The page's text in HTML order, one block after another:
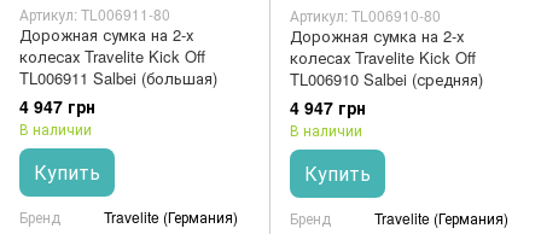
Артикул: TL006911-80
Дорожная сумка на 2-х
колесах Travelite Kick Off
TL006911 Salbei (большая)
4 947 грн
В наличии
Купить
Бренд
Travelite (Германия)
Артикул: TL006910-80
Дорожная сумка на 2-х
колесах Travelite Kick Off
TL006910 Salbei (средняя)
4 947 грн
В наличии
Купить
Бренд
Travelite (Германия)